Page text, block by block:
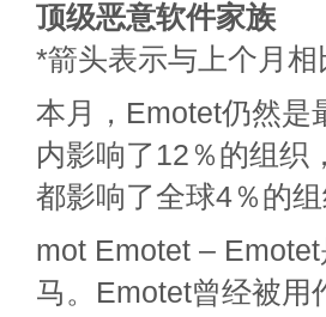
顶级恶意软件家族
*箭头表示与上个月相
本月，Emotet仍然是
内影响了12％的组织
都影响了全球4％的组
mot Emotet –
马。Emotet曾经被用